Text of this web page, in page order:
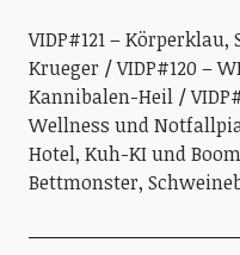
VIDP#121 –
Krueger
VIDP#120 –
Kannibalen-Heil
Wellness und
Hotel, Kuh-KI und
Bettmonster,